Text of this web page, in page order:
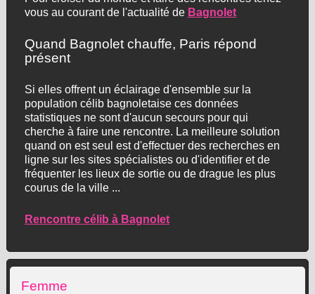
vous au courant de l'actualité de Bagnolet
Quand Bagnolet chauffe, Paris répond
présent
Si elles offrent un éclairage d'ensemble sur la
population célib bagnoletaise ces données
statistiques ne sont d'aucun secours pour qui
cherche à faire une rencontre. La meilleure solution
quand on est seul est d'effectuer des recherches en
ligne sur les sites spécialistes ou d'identifier et de
fréquenter les lieux de sortie ou de drague les plus
courus de la ville ...
Rencontre célib à Bagnolet
Femme